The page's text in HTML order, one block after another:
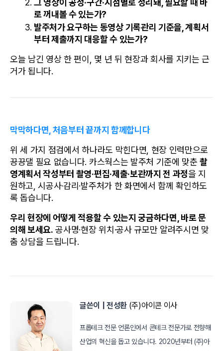
그 영상이 공정·구간·시점별로 정리돼, 필요할 때 바
로 꺼내볼 수 있는가?
발주처가 요구하는 동영상 기록관리 기준을, 계획서
부터 제출까지 대응할 수 있는가?
오늘 남긴 영상 한 편이, 몇 년 뒤 현장과 회사를 지키는 근
거가 됩니다.
막막하다면, 처음부터 끝까지 함께합니다
위 세 가지 점검에서 하나라도 막힌다면, 현장 인력만으로
끙끙댈 필요 없습니다. 카스웍스는 발주처 기준에 맞춘 촬
영계획서 작성부터 촬영·편집·제출·보관까지 전 과정을 지
원하고, 시공사·감리·발주처가 한 화면에서 함께 확인하도
록 돕습니다.
우리 현장에 어떻게 적용할 수 있는지 궁금하다면, 바로 문
의해 보세요. 공사명·현장 위치·공사 규모만 알려주시면 맞
춤 상담을 드립니다.
글쓴이 | 전성환 (주)아이콘 이사
프롭테크 전문 언론인에서 콘테크 전문가로 전향해
산업의 혁신을 돕고 있습니다. 2020년부터 (주)아